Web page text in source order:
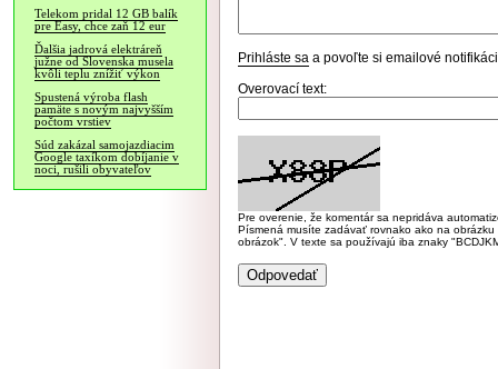
Telekom pridal 12 GB balík
pre Easy, chce zaň 12 eur
Ďalšia jadrová elektráreň
južne od Slovenska musela
kvôli teplu znížiť výkon
Spustená výroba flash
pamäte s novým najvyšším
počtom vrstiev
Súd zakázal samojazdiacim
Google taxíkom dobíjanie v
noci, rušili obyvateľov
Prihláste sa a povoľte si emailové
Overovací text:
Pre overenie, že komentár sa nepridáva
Písmená musíte zadávať rovnako ako na
obrázok". V texte sa používajú iba znaky